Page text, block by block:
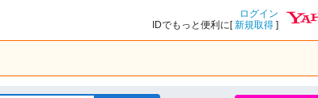
ログイン
IDでもっと便利に[新規取得 ]